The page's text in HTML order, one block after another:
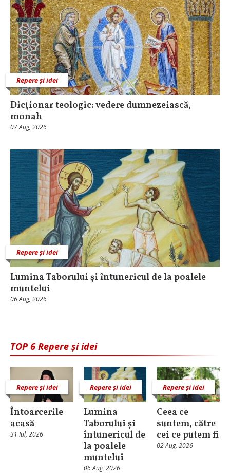
Repere și idei
Dicționar teologic: vedere dumnezeiască,
monah
07 Aug, 2026
Repere și idei
Lumina Taborului și întunericul de la poalele
muntelui
06 Aug, 2026
TOP 6 Repere și idei
Repere și idei
Întoarcerile
acasă
31 Iul, 2026
Repere și idei
Lumina
Taborului și
întunericul de
la poalele
muntelui
06 Aug, 2026
Repere și idei
Ceea ce
suntem, către
cei ce putem fi
02 Aug, 2026